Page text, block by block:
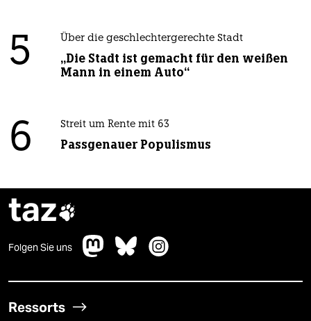
5 Über die geschlechtergerechte Stadt
„Die Stadt ist gemacht für den weißen
Mann in einem Auto“
6 Streit um Rente mit 63
Passgenauer Populismus
taz
Folgen Sie uns
Ressorts